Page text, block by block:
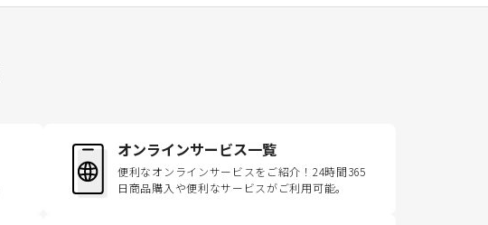
オンラインサービス一覧
便利なオンラインサービスをご紹介！24時間365
日商品購入や便利なサービスがご利用可能。